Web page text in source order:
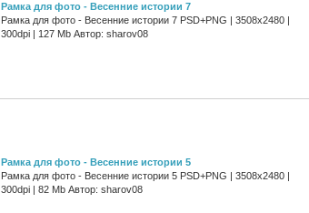
Рамка для фото - Весенние истории 7
Рамка для фото - Весенние истории 7 PSD+PNG | 3508x2480 |
300dpi | 127 Mb Автор: sharov08
Рамка для фото - Весенние истории 5
Рамка для фото - Весенние истории 5 PSD+PNG | 3508x2480 |
300dpi | 82 Mb Автор: sharov08